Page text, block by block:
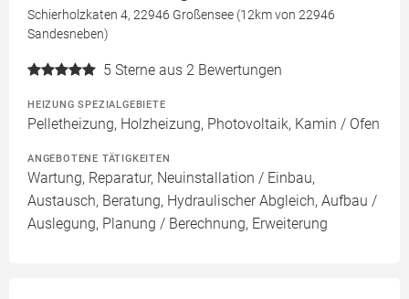
Schierholzkaten 4, 22946 Großensee (12km von 22946
Sandesneben)
5 Sterne aus 2 Bewertungen
HEIZUNG SPEZIALGEBIETE
Pelletheizung, Holzheizung, Photovoltaik, Kamin / Ofen
ANGEBOTENE TÄTIGKEITEN
Wartung, Reparatur, Neuinstallation / Einbau,
Austausch, Beratung, Hydraulischer Abgleich, Aufbau /
Auslegung, Planung / Berechnung, Erweiterung